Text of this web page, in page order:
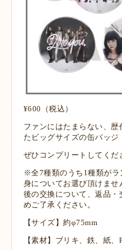
¥600（税込）
ファンにはたまらない、
たビッグサイズの缶バッジ
ぜひコンプリートしてくだ
※全7種類のうち1種類がラ
身についてお選び頂けま
後の交換について、返品
めご了承ください。
【サイズ】約φ75mm
【素材】ブリキ、鉄、紙、